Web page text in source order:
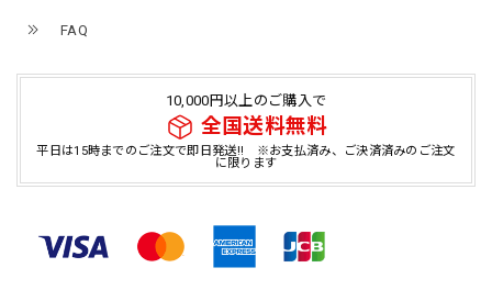
FAQ
10,000円以上のご購入で
全国送料無料
平日は15時までのご注文で即日発送!! ※お支払済み、ご決済済みのご注文
に限ります